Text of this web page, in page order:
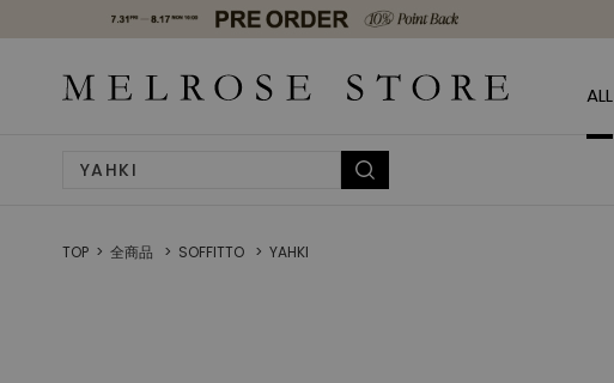
ALL
TOP 全商品 SOFFITTO YAHKI